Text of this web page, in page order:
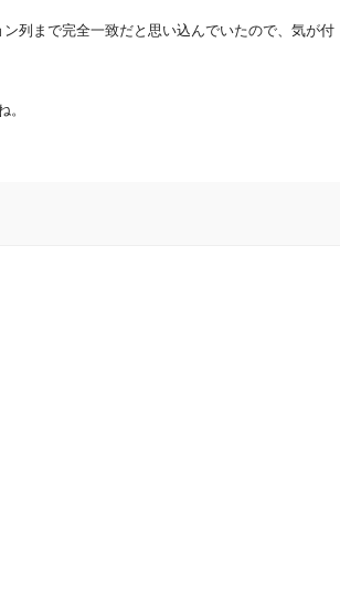
列まで完全一致だと思い込んでいたので、気が付
。